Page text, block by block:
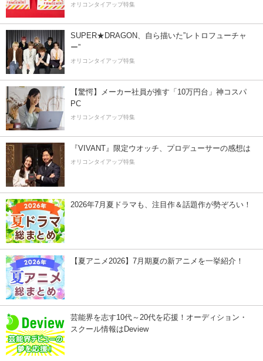
オリコンタイアップ特集
SUPER★DRAGON、自ら描いた”レトロフューチャ
ー”
オリコンタイアップ特集
【驚愕】メーカー社員が推す「10万円台」神コスパ
PC
オリコンタイアップ特集
『VIVANT』限定ウオッチ、プロデューサーの感想は
オリコンタイアップ特集
2026年7月夏ドラマも、注目作＆話題作が勢ぞろい！
【夏アニメ2026】7月期夏の新アニメを一挙紹介！
芸能界を志す10代～20代を応援！オーディション・
スクール情報はDeview